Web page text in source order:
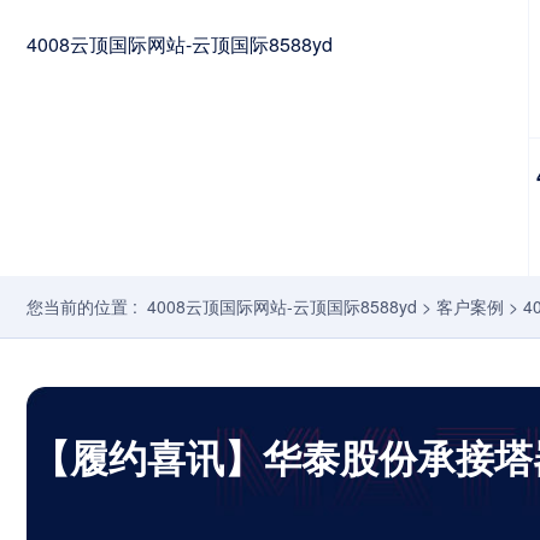
4008云顶国际网站-云顶国际8588yd
您当前的位置 : 4008云顶国际网站-云顶国际8588yd > 客户案例 >
【履约喜讯】华泰股份承接